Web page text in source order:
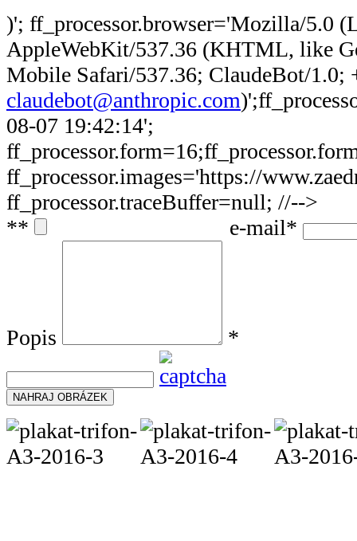
)'; ff_processor.browser='Mozilla/5.0
AppleWebKit/537.36 (KHTML, like
Mobile Safari/537.36; ClaudeBot/1.0;
claudebot@anthropic.com
08-07 19:42:14';
ff_processor.images='https://
ff_processor.traceBuffer=null; //-->
** e-mail*
Popis *
NAHRAJ OBRÁZEK